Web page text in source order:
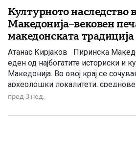
Културното наследство
Македонија–вековен
македонската традиција
Атанас Кирјаков Пиринска
еден од најбогатите историски и
Македонија. Во овој крај се
археолошки локалитети,
манастири, традиционални куќи,
животот и културата низ
пред 3 нед.